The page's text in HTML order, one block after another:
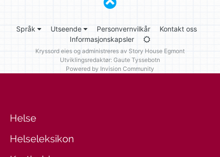
Språk Utseende Personvernvilkår
Kontakt oss
Informasjonskapsler
Kryssord eies og administreres av Story House Egmont
Utviklingsredaktør: Gaute Tyssebotn
Powered by Invision Community
Helse
Helseleksikon